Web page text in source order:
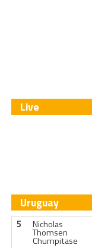
Live
Uruguay
5 Nicholas
Thomsen
Chumpitase